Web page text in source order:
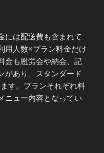
には配送費も含まれて
用人数×プラン料金だけ
金も慰労会や納会、記
があり、スタンダード
す。プランそれぞれ料
ニュー内容となってい